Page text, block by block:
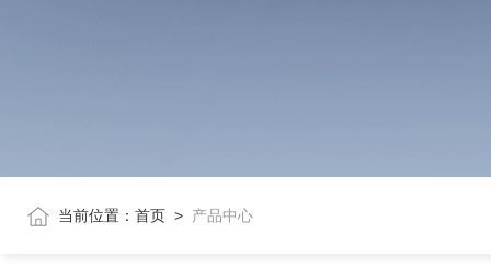
当前位置： 首页 > 产品中心